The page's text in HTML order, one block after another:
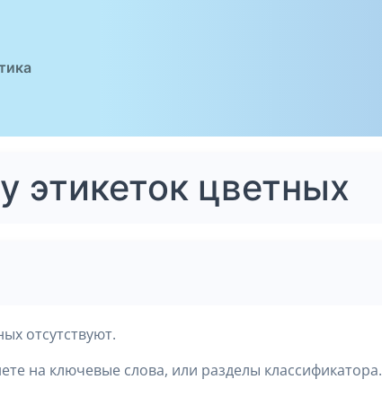
этикеток цветных
отсутствуют.
на ключевые слова, или разделы классификатора.